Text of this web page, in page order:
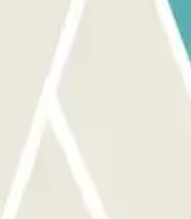
libre. SI LA BARRERA NO SE
Y SALIDAS ILIMITADAS: